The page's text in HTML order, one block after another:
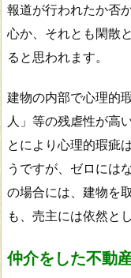
報道が行われたか否
心か、それとも閑散
ると思われます。
建物の内部で心理的
人」等の残虐性が高
とにより心理的瑕疵
うですが、ゼロには
の場合には、建物を
も、売主には依然と
仲介をした不動